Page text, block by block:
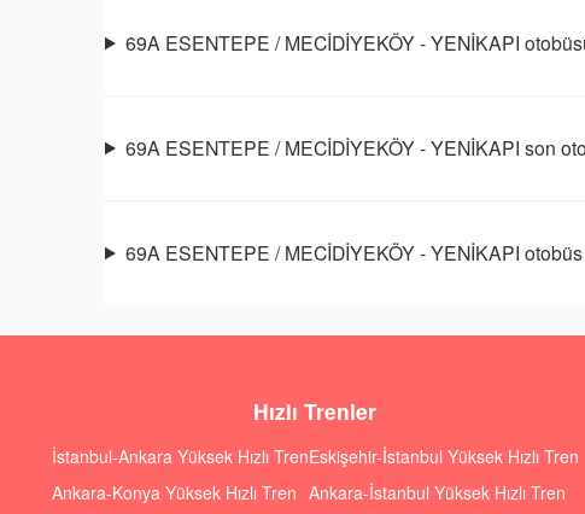
69A ESENTEPE / MECİDİYEKÖY - YENİKAPI
69A ESENTEPE / MECİDİYEKÖY - YENİKAPI son
69A ESENTEPE / MECİDİYEKÖY - YENİKAPI
Hızlı Trenler
İstanbul-Ankara Yüksek Hızlı Tren
Ankara-Konya Yüksek Hızlı Tren
Eskişehir-İstanbul Yüksek Hızlı Tren
Ankara-İstanbul Yüksek Hızlı Tren